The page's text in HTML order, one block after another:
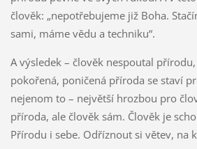
člověk: „nepotřebujeme již Boha.
sami, máme vědu a techniku“.
A výsledek – člověk nespoutal
pokořená, poničená příroda se staví
nejenom to – největší hrozbou pro
příroda, ale člověk sám. Člověk je
Přírodu i sebe. Odříznout si větev, na